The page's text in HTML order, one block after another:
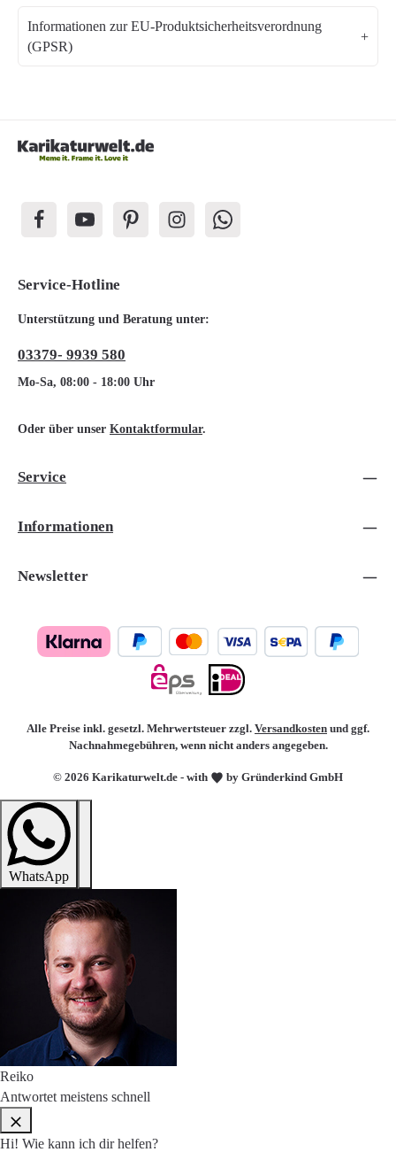
Informationen zur EU-Produktsicherheitsverordnung
(GPSR)
Service-Hotline
Unterstützung und Beratung unter:
03379- 9939 580
Mo-Sa, 08:00 - 18:00 Uhr
Oder über unser Kontaktformular.
Service
Informationen
Newsletter
© 2026 Karikaturwelt.de - with by Gründerkind GmbH
Alle Preise inkl. gesetzl. Mehrwertsteuer zzgl. Versandkosten und ggf.
Nachnahmegebühren, wenn nicht anders angegeben.
WhatsApp
Reiko
Antwortet meistens schnell
Hi! Wie kann ich dir helfen?